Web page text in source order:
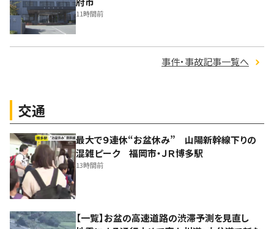
11時間前
事件・事故記事一覧へ
交通
最大で９連休“お盆休み” 山陽新幹線下りの
混雑ピーク 福岡市・ＪＲ博多駅
13時間前
【一覧】お盆の高速道路の渋滞予測を見直し